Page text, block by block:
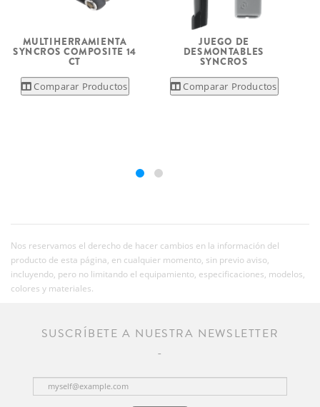
MULTIHERRAMIENTA
SYNCROS COMPOSITE 14
CT
Comparar Productos
JUEGO DE
DESMONTABLES
SYNCROS
Comparar Productos
Nos reservamos el derecho de hacer cambios en la información del
producto de esta página, en cualquier momento, sin previo aviso,
incluyendo, pero no limitando el equipamiento, especificaciones, modelos,
colores y materiales.
SUSCRÍBETE A NUESTRA NEWSLETTER